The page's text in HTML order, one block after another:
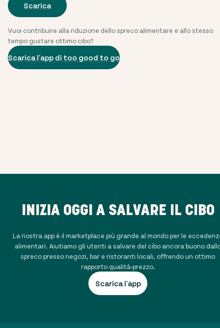
Scarica
Vuoi contribuire alla riduzione dello spreco alimentare e allo stesso
tempo gustare ottimo cibo?
Scarica l'app di too good to go
INIZIA OGGI A SALVARE IL CIBO
La nostra app è il marketplace più grande al mondo per le
alimentari. Aiutiamo gli utenti a salvare del cibo ancora buono
spreco presso negozi, bar e ristoranti locali, offrendo un ottimo
rapporto qualità-prezzo.
Scarica l'app